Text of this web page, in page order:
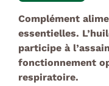
Complément
essentielles.
participe à
fonctionnement
respiratoire.